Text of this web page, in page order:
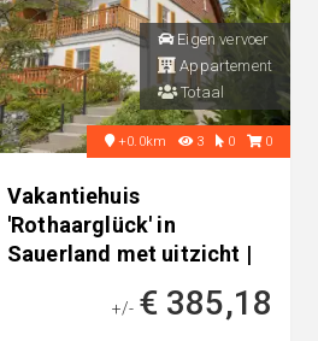
Eigen vervoer
Appartement
Totaal
+0.0km 3 0 0
Vakantiehuis
'Rothaarglück' in
Sauerland met uitzicht |
+/- € 385,18